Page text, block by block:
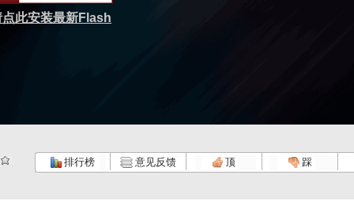
点此安装最新Flash
排行榜 意见反馈 顶 踩